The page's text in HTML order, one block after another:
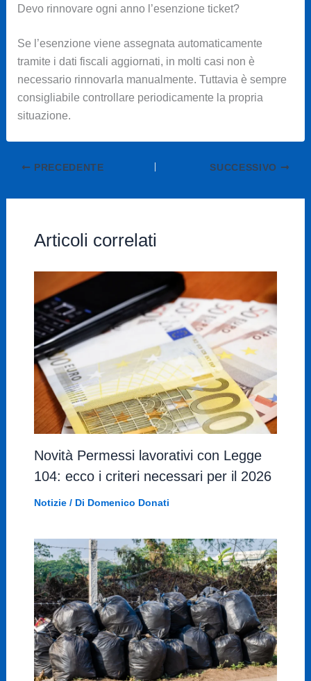
Devo rinnovare ogni anno l’esenzione ticket?
Se l’esenzione viene assegnata automaticamente
tramite i dati fiscali aggiornati, in molti casi non è
necessario rinnovarla manualmente. Tuttavia è sempre
consigliabile controllare periodicamente la propria
situazione.
PRECEDENTE SUCCESSIVO
Articoli correlati
Novità Permessi lavorativi con Legge
104: ecco i criteri necessari per il 2026
Notizie/ Di Domenico Donati